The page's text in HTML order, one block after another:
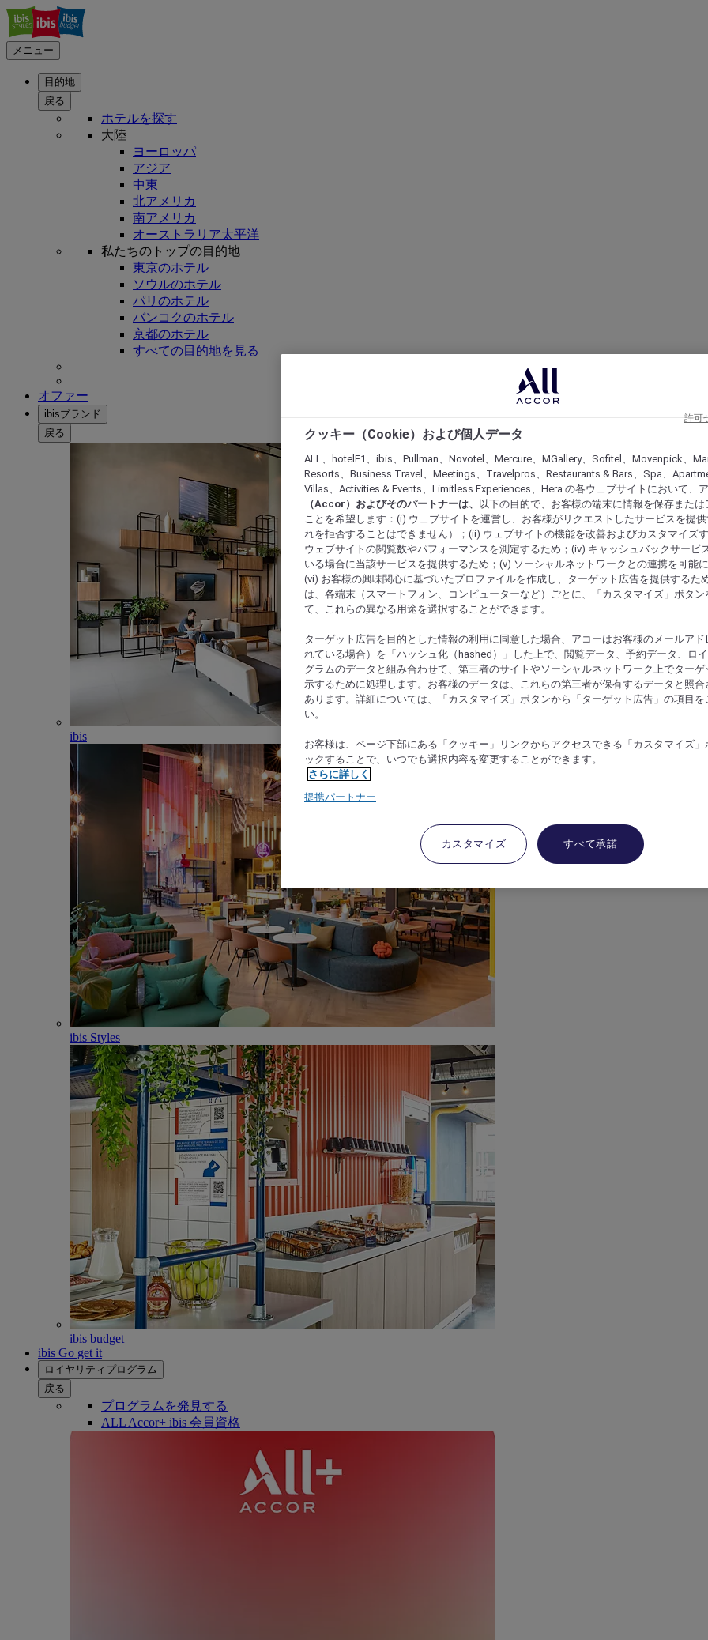
メニュー
目的地
戻る
ホテルを探す
大陸
ヨーロッパ
アジア
中東
北アメリカ
南アメリカ
オーストラリア太平洋
私たちのトップの目的地
東京のホテル
ソウルのホテル
パリのホテル
バンコクのホテル
京都のホテル
すべての目的地を見る
オファー
ibisブランド
戻る
ibis
ibis Styles
ibis budget
ibis Go get it
ロイヤリティプログラム
戻る
プログラムを発見する
ALL Accor+ ibis 会員資格
クッキー（Cookie）および個人データ
ALL、hotelF1、ibis、Pullman、Novotel、Mercure、MGallery、Sofitel、Movenpick、
Resorts、Business Travel、Meetings、Travelpros、Restaurants & Bars、Spa、
Villas、Activities & Events、Limitless Experiences、Hera の各ウェブサイトにおいて、
（Accor）およびそのパートナーは、
以下の目的で、お客様の端末に情報を保存または
ことを希望します：(i) ウェブサイトを運営し、お客様がリクエストしたサービスを提供
れを拒否することはできません）；(ii) ウェブサイトの機能を改善およびカスタマイズ
ウェブサイトの閲覧数やパフォーマンスを測定するため；(iv) キャッシュバックサービ
いる場合に当該サービスを提供するため；(v) ソーシャルネットワークとの連携を可能
(vi) お客様の興味関心に基づいたプロファイルを作成し、ターゲット広告を提供するた
は、各端末（スマートフォン、コンピューターなど）ごとに、「カスタマイズ」ボタン
て、これらの異なる用途を選択することができます。
ターゲット広告を目的とした情報の利用に同意した場合、アコーはお客様のメールアド
れている場合）を「ハッシュ化（hashed）」した上で、閲覧データ、予約データ、ロ
グラムのデータと組み合わせて、第三者のサイトやソーシャルネットワーク上でター
示するために処理します。お客様のデータは、これらの第三者が保有するデータと照合
あります。詳細については、「カスタマイズ」ボタンから「ターゲット広告」の項目を
い。
お客様は、ページ下部にある「クッキー」リンクからアクセスできる「カスタマイズ」
ックすることで、いつでも選択内容を変更することができます。
さらに詳しく
提携パートナー
カスタマイズ すべて承諾
許可